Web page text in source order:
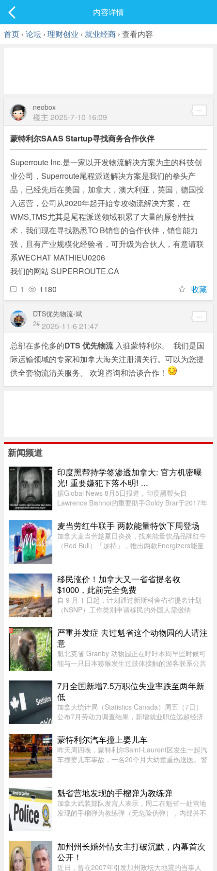
最新发表
内容详情
首页 › 论坛 › 理财创业 › 就业经商 › 查看内容
neobox
楼主 2025-7-10 16:09
蒙特利尔SAAS Startup寻找商务合作伙伴
Superroute Inc.是一家以开发物流解决方案为主的科技创
业公司，Superroute尾程派送解决方案是我们的拳头产
品，已经先后在美国，加拿大，澳大利亚，英国，德国投
入运营，公司从2020年起开始专攻物流解决方案，在
WMS,TMS尤其是尾程派送领域积累了大量的原创性技
术，我们现在寻找熟悉TO B销售的合作伙伴，销售能力
强，且有产业规模化经验者，可升级为合伙人，有意请联
系WECHAT MATHIEU0206
我们的网站 SUPERROUTE.CA
1
1180 收藏
DTS优先物流-斌
2# 2025-11-6 21:47
总部在多伦多的DTS 优先物流入驻蒙特利尔。 我们是国
际运输领域的专家和加拿大海关注册清关行。可以为您提
供全套物流清关服务。 欢迎咨询和洽谈合作！
新闻频道
印度黑帮持学签渗透加拿大: 官方机密曝
光! 重要嫌犯下落不明! ...
据Global News 8月5日报道，印度黑帮头目
Lawrence Bishnoi的重要助手Goldy Brar于2017年
Thompson Rivers University就读。但记录显示，
目前“无法确认”他是否真的上过课。实 ...
麦当劳红牛联手 两款能量特饮下周登场
加拿大麦当劳趁夏日炎炎，找来能量饮品品牌红牛
（Red Bull）「加持」，推出两款Energizers能量
红牛能量饮品配搭蓝树莓（blu ...
移民涨价！加拿大又一省省提名收
$1000，此前完全免费
自 9 月 1 日起，计划通过新斯科舍省省提名计划
（NSNP）工作类别申请移民的外国人需缴纳
$2,000 的申请费，同样从 9 月 1 日起实施。新斯
科舍省政府于 2026 年 8 月 6 日 ...
严重并发症 去过魁省这个动物园的人请注
意
魁北克省 Granby 动物园正在呼吁本周早些时候可
能与一只日本猕猴发生过肢体接触的游客联系公共
伤。猕猴可能会携带 B 型疱疹病毒（Herpes B
virus）。这种病毒在人体内极 ...
7月全国新增7.5万职位失业率跌至两年新
低
加拿大统计局（Statistics Canada）周五（7日）
公布7月劳动力调查结果，新增就业职位远超经济
据显示，7月新增职位达75,000个，远高于路透社
（Reuters）经济师预测的15, ...
蒙特利尔汽车撞上婴儿车
昨天周四晚，蒙特利尔Saint-Laurent区发生一起汽
车撞婴儿车事故，一名20个月大幼童重伤送医。警
辆汽车撞上一辆婴儿车。 ...
魁省营地发现的手榴弹为教练弹
加拿大武装部队发言人表示，周二在魁省一处营地
发现的手榴弹为教练弹（无危险伪弹），内部并不
其运往 Valcartier 军事 ...
加州州长婚外情女主打破沉默，内幕首次
公开！
近日，曾在2007年引发加州政坛大地震的当事人